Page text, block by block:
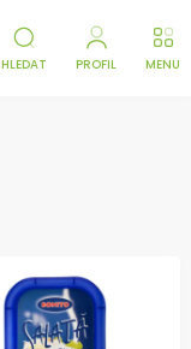
HLEDAT PROFIL MENU